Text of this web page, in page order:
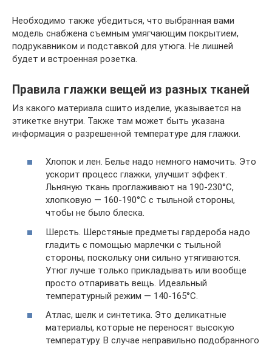
Необходимо также убедиться, что выбранная вами
модель снабжена съемным умягчающим покрытием,
подрукавником и подставкой для утюга. Не лишней
будет и встроенная розетка.
Правила глажки вещей из разных тканей
Из какого материала сшито изделие, указывается на
этикетке внутри. Также там может быть указана
информация о разрешенной температуре для глажки.
Хлопок и лен. Белье надо немного намочить. Это
ускорит процесс глажки, улучшит эффект.
Льняную ткань проглаживают на 190-230°С,
хлопковую — 160-190°С с тыльной стороны,
чтобы не было блеска.
Шерсть. Шерстяные предметы гардероба надо
гладить с помощью марлечки с тыльной
стороны, поскольку они сильно утягиваются.
Утюг лучше только прикладывать или вообще
просто отпаривать вещь. Идеальный
температурный режим — 140-165°С.
Атлас, шелк и синтетика. Это деликатные
материалы, которые не переносят высокую
температуру. В случае неправильно подобранного